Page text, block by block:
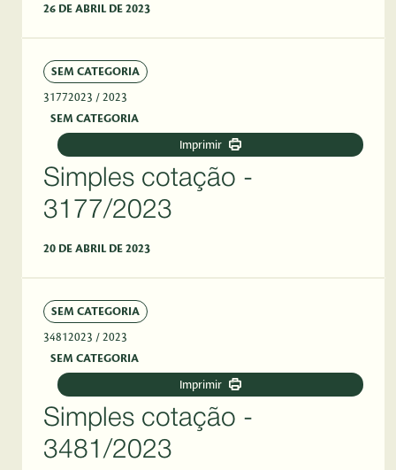
26 DE ABRIL DE 2023
SEM CATEGORIA
31772023 / 2023
SEM CATEGORIA
Imprimir
Simples cotação -
3177/2023
20 DE ABRIL DE 2023
SEM CATEGORIA
34812023 / 2023
SEM CATEGORIA
Imprimir
Simples cotação -
3481/2023